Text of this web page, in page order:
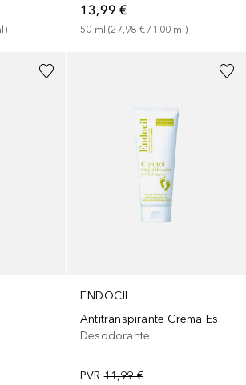
)
13,99 €
50 ml (27,98 € / 100 ml)
ENDOCIL
Antitranspirante Crema Especial Pies Tubo
Desodorante
PVR 11,99 €